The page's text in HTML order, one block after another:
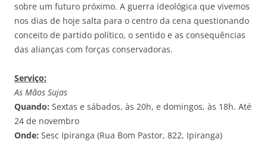
sobre um futuro próximo. A guerra ideológica que vivemos
nos dias de hoje salta para o centro da cena questionando
conceito de partido político, o sentido e as consequências
das alianças com forças conservadoras.
Serviço:
As Mãos Sujas
Quando: Sextas e sábados, às 20h, e domingos, às 18h. Até
24 de novembro
Onde: Sesc Ipiranga (Rua Bom Pastor, 822, Ipiranga)